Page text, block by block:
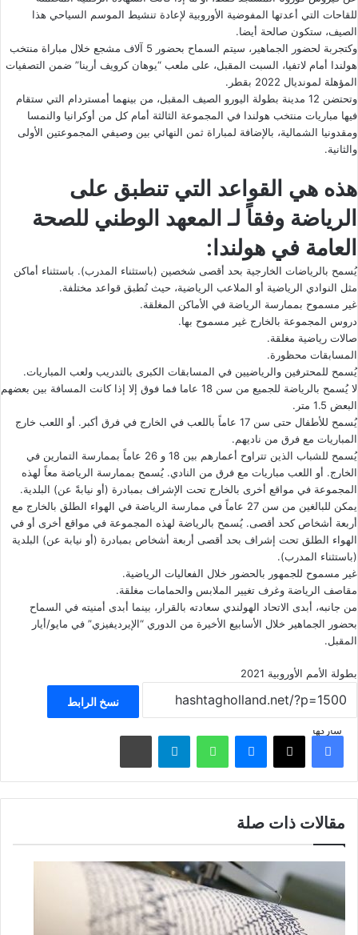
للقاحات التي أعدتها المفوضية الأوروبية لإعادة تنشيط الموسم السياحي هذا
الصيف، ستكون صالحة أيضا.
وكتجربة لحضور الجماهير، سيتم السماح بحضور 5 آلاف مشجع خلال مباراة منتخب
هولندا أمام لاتفيا، السبت المقبل، على ملعب “يوهان كرويف أرينا” ضمن التصفيات
المؤهلة لمونديال 2022 بقطر.
وتحتضن 12 مدينة بطولة اليورو الصيف المقبل، من بينهما أمستردام التي ستقام
فيها مباريات منتخب هولندا في المجموعة الثالثة أمام كل من أوكرانيا والنمسا
ومقدونيا الشمالية، بالإضافة لمباراة ثمن النهائي بين وصيفي المجموعتين الأولى
والثانية.
هذه هي القواعد التي تنطبق على
الرياضة وفقاً لـ المعهد الوطني للصحة
العامة في هولندا:
يُسمح بالرياضات الخارجية بحد أقصى شخصين (باستثناء المدرب). باستثناء أماكن
مثل النوادي الرياضية أو الملاعب الرياضية، حيث تُطبق قواعد مختلفة.
غير مسموح بممارسة الرياضة في الأماكن المغلقة.
دروس المجموعة بالخارج غير مسموح بها.
صالات رياضية مغلقة.
المسابقات محظورة.
يُسمح للمحترفين والرياضيين في المسابقات الكبرى بالتدريب ولعب المباريات.
لا يُسمح بالرياضة للجميع من سن 18 عاما فما فوق إلا إذا كانت المسافة بين بعضهم
البعض 1.5 متر.
يُسمح للأطفال حتى سن 17 عاماً باللعب في الخارج في فرق أكبر. أو اللعب خارج
المباريات مع فرق من ناديهم.
يُسمح للشباب الذين تتراوح أعمارهم بين 18 و 26 عاماً بممارسة التمارين في
الخارج. أو اللعب مباريات مع فرق من النادي. يُسمح بممارسة الرياضة معاً لهذه
المجموعة في مواقع أخرى بالخارج تحت الإشراف بمبادرة (أو نيابةً عن) البلدية.
يمكن للبالغين من سن 27 عاماً في ممارسة الرياضة في الهواء الطلق بالخارج مع
أربعة أشخاص كحد أقصى. يُسمح بالرياضة لهذه المجموعة في مواقع أخرى أو في
الهواء الطلق تحت إشراف بحد أقصى أربعة أشخاص بمبادرة (أو نيابة عن) البلدية
(باستثناء المدرب).
غير مسموح للجمهور بالحضور خلال الفعاليات الرياضية.
مقاصف الرياضة وغرف تغيير الملابس والحمامات مغلقة.
من جانبه، أبدى الاتحاد الهولندي سعادته بالقرار، بينما أبدى أمنيته في السماح
بحضور الجماهير خلال الأسابيع الأخيرة من الدوري “الإيرديفيزي” في مايو/أيار
المقبل.
بطولة الأمم الأوروبية 2021
نسخ الرابط
شاركهافيسبوك ‫X ماسنجر واتساب تيلقرام مشاركة عبر البريد
مقالات ذات صلة